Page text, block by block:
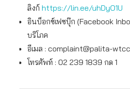
ลิงก์ https://lin.ee/uhDyO1U
อินบ็อกซ์เฟซบุ๊ก (Facebook
บริโภค
อีเมล : complaint@palita-
โทรศัพท์ : 02 239 1839 กด 1